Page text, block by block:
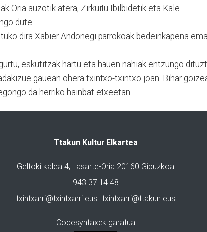
Oria auzotik atera, Zirkuitu Ibilbidetik eta Kale
dute.
dira Xabier Andonegi parrokoak bedeinkapena
eskutitzak hartu eta hauen nahiak entzungo
gauean ohera txintxo-txintxo joan. Bihar
da herriko hainbat etxeetan.
Ttakun Kultur Elkartea
Geltoki kalea 4, Lasarte-Oria 20160 Gipuzkoa
943 37 14 48
txintxarri@txintxarri.eus | txintxarri@ttakun.eus
Codesyntaxek garatua